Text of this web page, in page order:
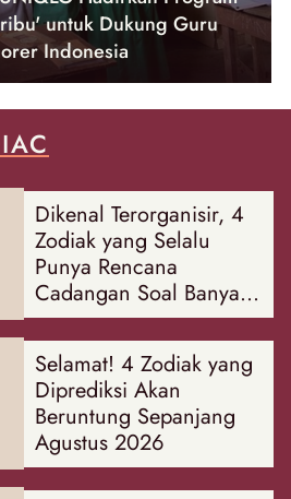
untuk Dukung Guru
Indonesia
Dikenal Terorganisir, 4
Zodiak yang Selalu
Punya Rencana
Cadangan Soal Banyak
Hal
Selamat! 4 Zodiak yang
Diprediksi Akan
Beruntung Sepanjang
Agustus 2026